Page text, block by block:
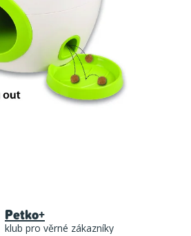
Petko+
klub pro věrné zákazníky